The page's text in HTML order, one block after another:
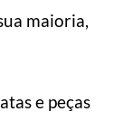
maioria,
e peças